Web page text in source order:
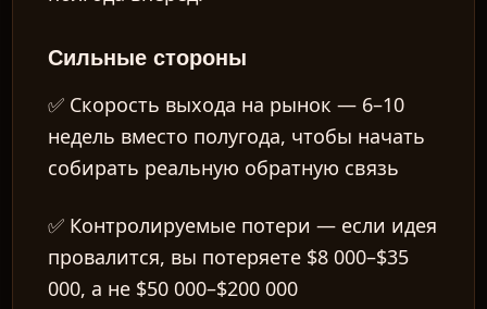
Сильные стороны
✅ Скорость выхода на рынок — 6–10
недель вместо полугода, чтобы начать
собирать реальную обратную связь
✅ Контролируемые потери — если идея
провалится, вы потеряете $8 000–$35
000, а не $50 000–$200 000